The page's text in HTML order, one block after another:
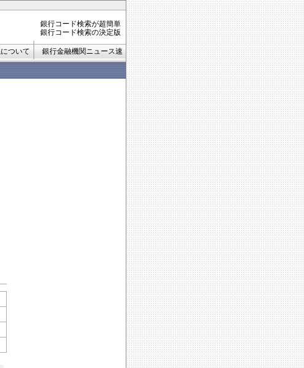
銀行コード検索が超簡単
銀行コード検索の決定版
ついて
銀行金融機関ニュース速